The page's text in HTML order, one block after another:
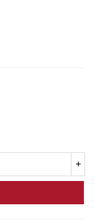
+